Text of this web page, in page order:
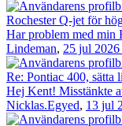
Rochester Q-jet för
Har problem med min
Lindeman, 25 jul
Re: Pontiac 400, sätta
Hej Kent! Misstänkte
Nicklas.Egyed, 13 jul